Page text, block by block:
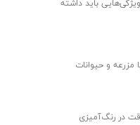
و حیوانات
در رنگ‌آمیزی